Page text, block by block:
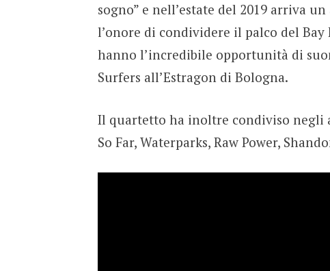
sogno” e nell’estate del 2019 arriva
l’onore di condividere il palco del
hanno l’incredibile opportunità di
Surfers all’Estragon di Bologna.
Il quartetto ha inoltre condiviso negli
So Far, Waterparks, Raw Power,